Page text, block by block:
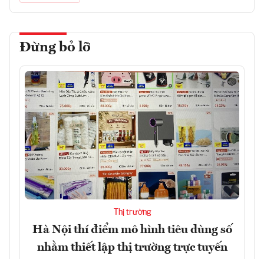
Đừng bỏ lỡ
Thị trường
Hà Nội thí điểm mô hình tiêu dùng số
nhằm thiết lập thị trường trực tuyến